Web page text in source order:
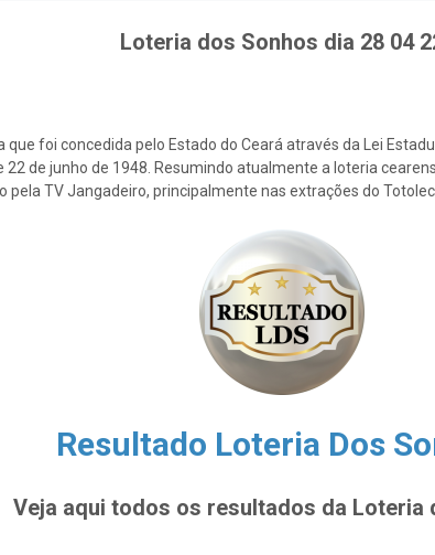
Loteria dos Sonhos dia 28 04
foi concedida pelo Estado do Ceará através da Lei
22 de junho de 1948. Resumindo atualmente a loteria
pela TV Jangadeiro, principalmente nas extrações do
Resultado Loteria Dos
Veja aqui todos os resultados da Loteria